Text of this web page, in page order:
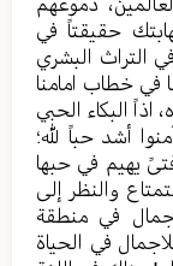
حقیقتاً في
التراث البشري
في خطاب امامنا
اذاً البکاء الحبي
أشد حباً لله؛
یهیم في حبها
والنظر إلی
جمال في منطقة
في الحیاة